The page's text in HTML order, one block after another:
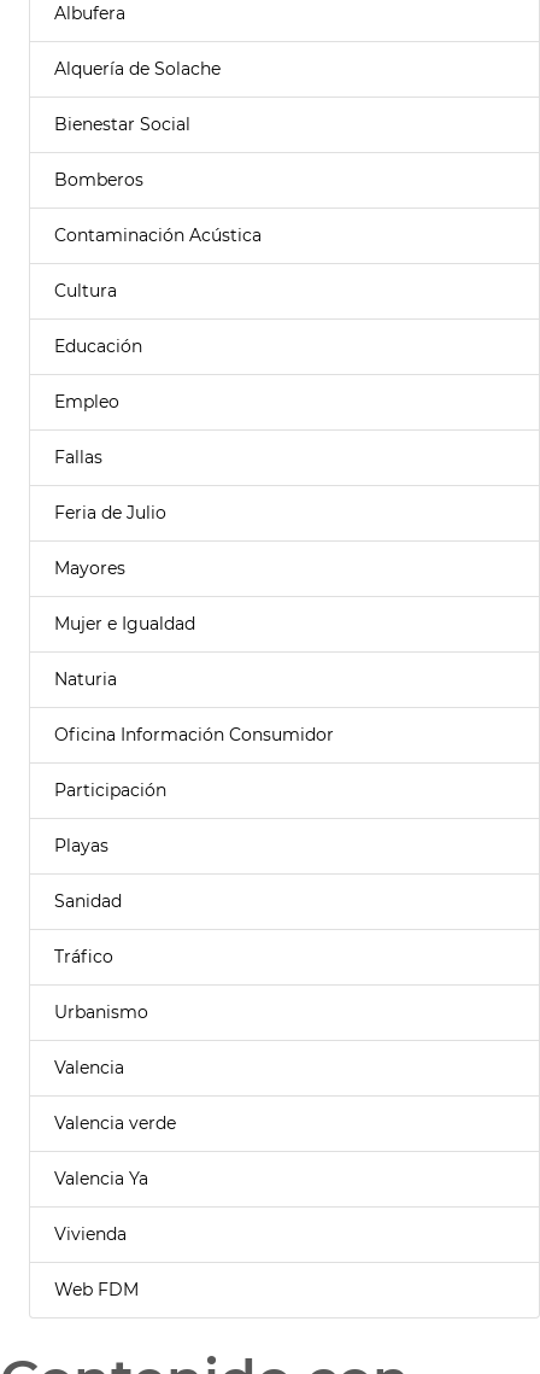
Albufera
Alquería de Solache
Bienestar Social
Bomberos
Contaminación Acústica
Cultura
Educación
Empleo
Fallas
Feria de Julio
Mayores
Mujer e Igualdad
Naturia
Oficina Información Consumidor
Participación
Playas
Sanidad
Tráfico
Urbanismo
Valencia
Valencia verde
Valencia Ya
Vivienda
Web FDM